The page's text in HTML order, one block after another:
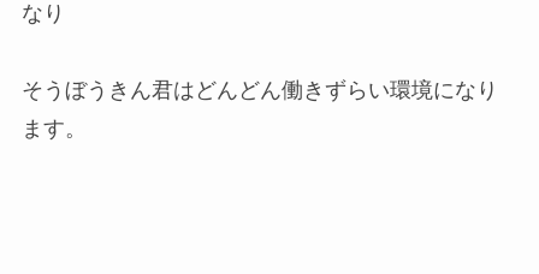
なり
そうぼうきん君はどんどん働きずらい環境になり
ます。